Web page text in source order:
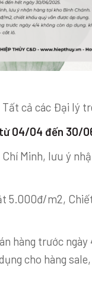
cả các Đại lý
từ 04/04 đến 30/
Chí Minh, lưu ý
5.000đ/m2,
hàng trước
cho hàng